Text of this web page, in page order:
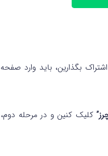
بگذارین، باید وارد صفحه
کلیک کنین و در مرحله دوم،